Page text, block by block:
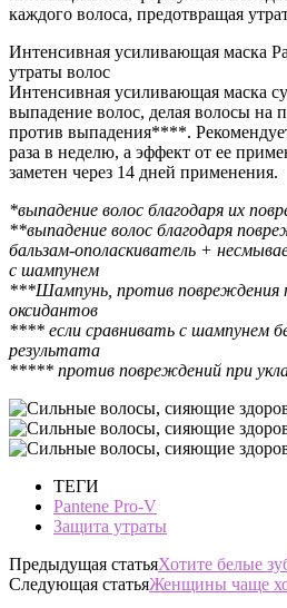
каждого волоса, предотвращая
Интенсивная усиливающая маска
утраты волос
Интенсивная усиливающая маска
выпадение волос, делая волосы на
против выпадения****.
раза в неделю, а эффект от ее
заметен через 14 дней применения.
*выпадение волос благодаря их
**выпадение волос благодаря
бальзам-ополаскиватель +
с шампунем
***Шампунь, против повреждения
оксидантов
**** если сравнивать с шампунем
результата
***** против повреждений при
ТЕГИ
Pantene Pro-V
Защита утраты
Предыдущая статьяХотите белые
Следующая статьяЖенщины чаще